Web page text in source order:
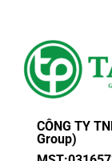
CÔNG TY
Group)